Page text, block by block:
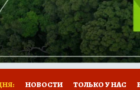
КП РЕКЛАМА ТЕСТЫ
НОВОСТИ ТОЛЬКО У НАС